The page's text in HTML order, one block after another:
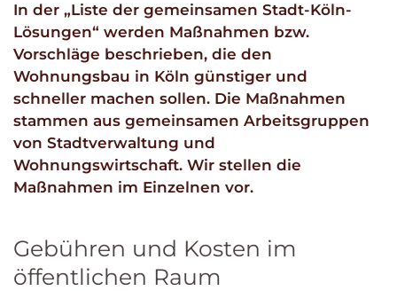
In der „Liste der gemeinsamen Stadt-Köln-
Lösungen“ werden Maßnahmen bzw.
Vorschläge beschrieben, die den
Wohnungsbau in Köln günstiger und
schneller machen sollen. Die Maßnahmen
stammen aus gemeinsamen Arbeitsgruppen
von Stadtverwaltung und
Wohnungswirtschaft. Wir stellen die
Maßnahmen im Einzelnen vor.
Gebühren und Kosten im
öffentlichen Raum